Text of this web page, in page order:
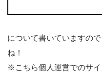
について書いていますの
ね！
※こちら個人運営でのサ